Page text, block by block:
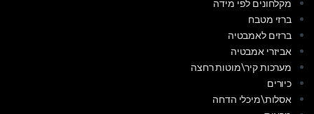
מקלחונים לפי מידה
ברזי מטבח
ברזים לאמבטיה
אביזרי אמבטיה
מערכות קיר\מוטות רחצה
כיורים
אסלות\מיכלי הדחה